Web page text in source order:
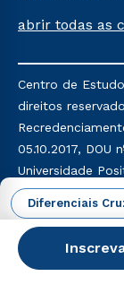
Diferenciais
na prova on-
semestre
e/ou não
matrícula em
Sul
condições
outros
acumula
pela
abrir todas as
Centro de
direitos
05.10.2017, DOU
Universidade
Portaria
06.02.2017,
Portaria
04.11.2013, seção